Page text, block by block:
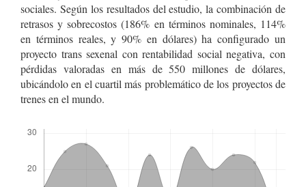
sociales. Según los resultados del estudio, la combinación de
retrasos y sobrecostos (186% en términos nominales, 114%
en términos reales, y 90% en dólares) ha configurado un
proyecto trans sexenal con rentabilidad social negativa, con
pérdidas valoradas en más de 550 millones de dólares,
ubicándolo en el cuartil más problemático de los proyectos de
trenes en el mundo.